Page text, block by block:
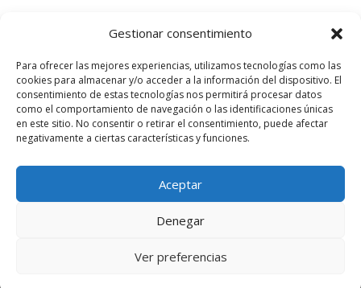
Gestionar consentimiento
Para ofrecer las mejores experiencias, utilizamos tecnologías como las
cookies para almacenar y/o acceder a la información del dispositivo. El
consentimiento de estas tecnologías nos permitirá procesar datos
como el comportamiento de navegación o las identificaciones únicas
en este sitio. No consentir o retirar el consentimiento, puede afectar
negativamente a ciertas características y funciones.
Aceptar
Denegar
Ver preferencias
stakeholders en 2025: La clave de la
3 de noviembre de 2025 09:00
Comentarios recientes
Elegant Themes| Desarrollado por